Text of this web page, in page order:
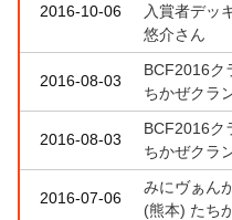
2016-10-06
入賞者デッ
悠介さん
2016-08-03
BCF2016ク
ちかぜクラ
2016-08-03
BCF2016ク
ちかぜクラ
2016-07-06
みにヴぁん
(熊本) たち